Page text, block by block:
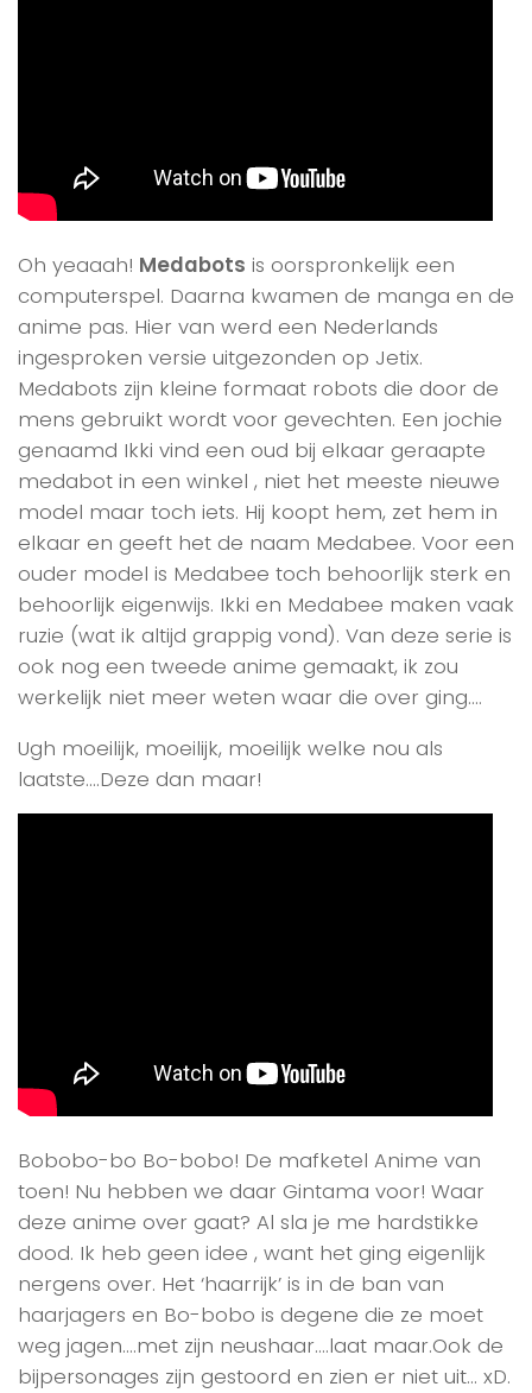
Oh yeaaah! Medabots is oorspronkelijk een
computerspel. Daarna kwamen de manga en de
anime pas. Hier van werd een Nederlands
ingesproken versie uitgezonden op Jetix.
Medabots zijn kleine formaat robots die door de
mens gebruikt wordt voor gevechten. Een jochie
genaamd Ikki vind een oud bij elkaar geraapte
medabot in een winkel , niet het meeste nieuwe
model maar toch iets. Hij koopt hem, zet hem in
elkaar en geeft het de naam Medabee. Voor een
ouder model is Medabee toch behoorlijk sterk en
behoorlijk eigenwijs. Ikki en Medabee maken vaak
ruzie (wat ik altijd grappig vond). Van deze serie is
ook nog een tweede anime gemaakt, ik zou
werkelijk niet meer weten waar die over ging….
Ugh moeilijk, moeilijk, moeilijk welke nou als
laatste….Deze dan maar!
Bobobo-bo Bo-bobo! De mafketel Anime van
toen! Nu hebben we daar Gintama voor! Waar
deze anime over gaat? Al sla je me hardstikke
dood. Ik heb geen idee , want het ging eigenlijk
nergens over. Het ‘haarrijk’ is in de ban van
haarjagers en Bo-bobo is degene die ze moet
weg jagen….met zijn neushaar….laat maar.Ook de
bijpersonages zijn gestoord en zien er niet uit… xD.